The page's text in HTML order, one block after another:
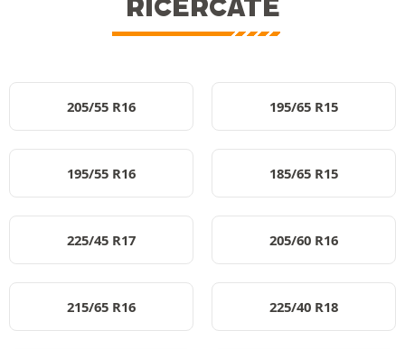
RICERCATE
205/55 R16 195/65 R15
195/55 R16 185/65 R15
225/45 R17 205/60 R16
215/65 R16 225/40 R18